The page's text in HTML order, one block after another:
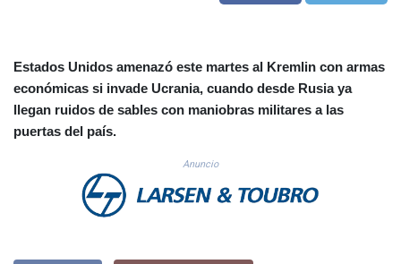
DKK 7.477932
DOP 67.289164
DZD 152.967099
FJD 2.553384
Estados Unidos amenazó este martes al Kremlin con armas
económicas si invade Ucrania, cuando desde Rusia ya
llegan ruidos de sables con maniobras militares a las
puertas del país.
Anuncio